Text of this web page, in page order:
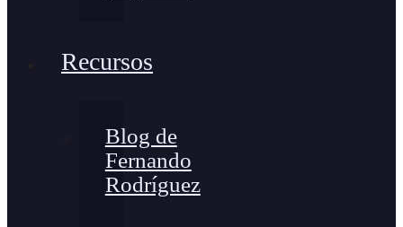
Recursos
Blog de
Fernando
Rodríguez